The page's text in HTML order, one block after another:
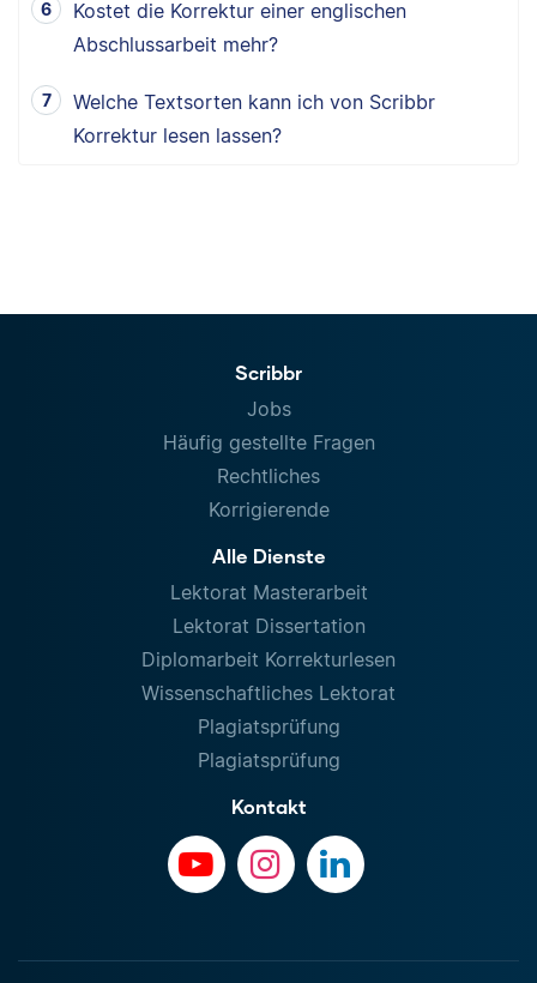
Kostet die Korrektur einer englischen
Abschlussarbeit mehr?
Welche Textsorten kann ich von Scribbr
Korrektur lesen lassen?
Scribbr
Jobs
Häufig gestellte Fragen
Rechtliches
Korrigierende
Alle Dienste
Lektorat Masterarbeit
Lektorat Dissertation
Diplomarbeit Korrekturlesen
Wissenschaftliches Lektorat
Plagiatsprüfung
Plagiatsprüfung
Kontakt